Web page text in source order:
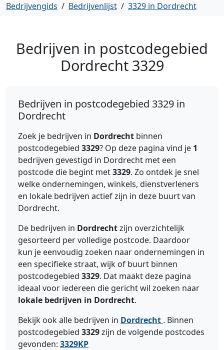
Bedrijvengids / Bedrijvenlijst / 3329 in Dordrecht
Bedrijven in postcodegebied
Dordrecht 3329
Bedrijven in postcodegebied 3329 in
Dordrecht
Zoek je bedrijven in Dordrecht binnen
postcodegebied 3329? Op deze pagina vind je 1
bedrijven gevestigd in Dordrecht met een
postcode die begint met3329. Zo ontdek je snel
welke ondernemingen, winkels, dienstverleners
en lokale bedrijven actief zijn in deze buurt van
Dordrecht.
De bedrijven in Dordrechtzijn overzichtelijk
gesorteerd per volledige postcode. Daardoor
kun je eenvoudig zoeken naar ondernemingen in
een specifieke straat, wijk of buurt binnen
postcodegebied 3329. Dat maakt deze pagina
ideaal voor iedereen die gericht wil zoeken naar
lokale bedrijven in Dordrecht.
Bekijk ook alle bedrijven in Dordrecht . Binnen
postcodegebied 3329zijn de volgende postcodes
gevonden: 3329KP